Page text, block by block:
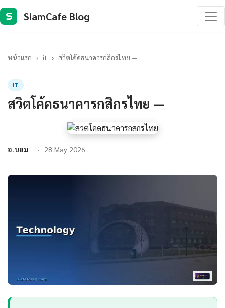
S SiamCafe Blog
หน้าแรก › it › สวิตโค้ดธนาคารกสิกรไทย —
IT
สวิตโค้ดธนาคารกสิกรไทย —
อ.บอม 28 May 2026